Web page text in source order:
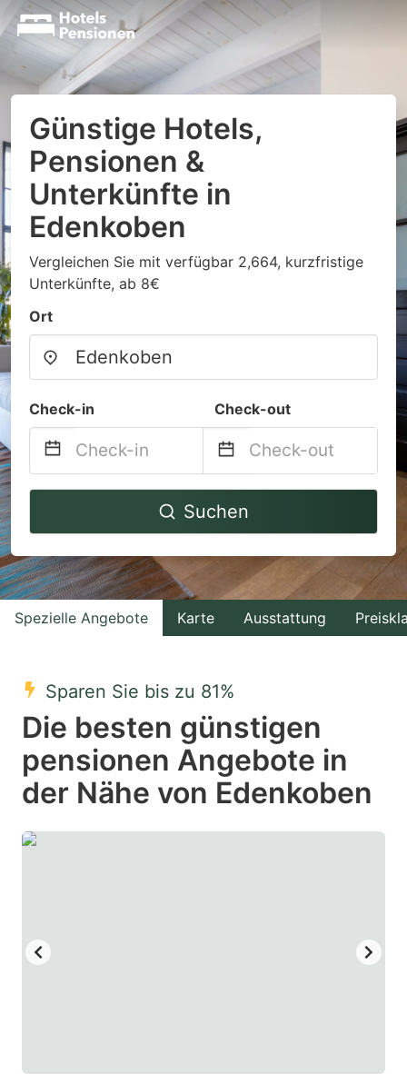
Günstige Hotels,
Pensionen &
Unterkünfte in
Edenkoben
Vergleichen Sie mit verfügbar 2,664, kurzfristige
Unterkünfte, ab 8€
Ort
Check-in Check-out
Navigate
to
interact
with
the
select
a
date.
Press
Navigate
to
interact
with
the
a
date.
Press
Suchen
Spezielle Angebote Karte Ausstattung
Sparen Sie bis zu 81%
Die besten günstigen
pensionen Angebote in
der Nähe von Edenkoben